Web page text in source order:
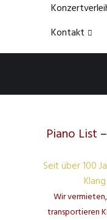
Kontakt
Piano List
Seit über 100
Wir
transportieren